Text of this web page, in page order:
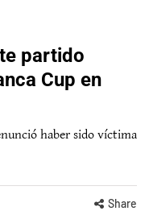
partido
Cup en
haber sido víctima
Share